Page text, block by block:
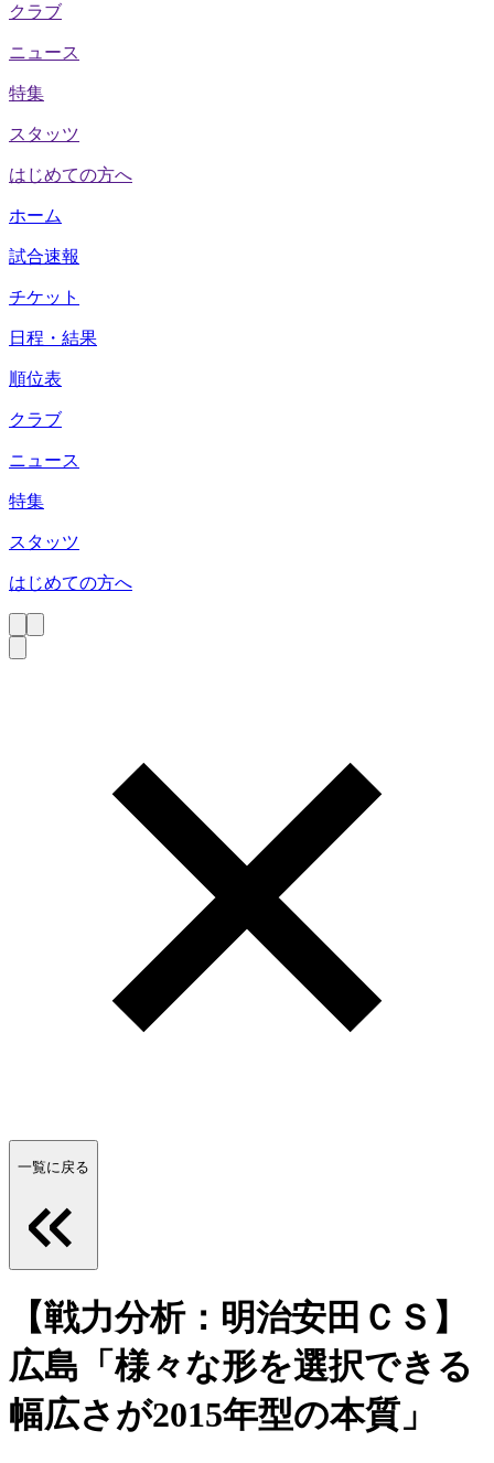
クラブ
ニュース
特集
スタッツ
はじめての方へ
ホーム
試合速報
チケット
日程・結果
順位表
クラブ
ニュース
特集
スタッツ
はじめての方へ
一覧に戻る
【戦力分析：明治安田ＣＳ】
広島「様々な形を選択できる
幅広さが2015年型の本質」